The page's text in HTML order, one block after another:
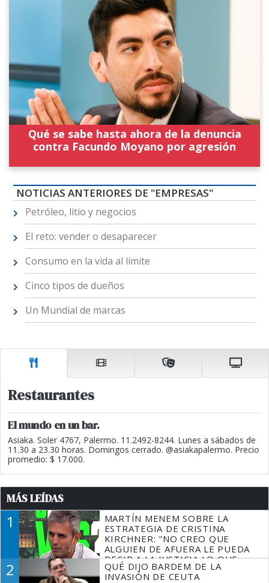
Qué se sabe hasta ahora de la denuncia
contra Facundo Moyano por agresión
NOTICIAS ANTERIORES DE "EMPRESAS"
Petróleo, litio y negocios
El reto: vender o desaparecer
Consumo en la vida al límite
Cinco tipos de dueños
Un Mundial de marcas
Restaurantes
El mundo en un bar.
Asiaka. Soler 4767, Palermo. 11.2492-8244. Lunes a sábados de
11.30 a 23.30 horas. Domingos cerrado. @asiakapalermo. Precio
promedio: $ 17.000.
MÁS LEÍDAS
1
MARTÍN MENEM SOBRE LA
ESTRATEGIA DE CRISTINA
KIRCHNER: "NO CREO QUE
ALGUIEN DE AFUERA LE PUEDA
DECIR A LA JUSTICIA LO QUE
TIENE QUE HACER"
2
QUÉ DIJO BARDEM DE LA
INVASIÓN DE CEUTA